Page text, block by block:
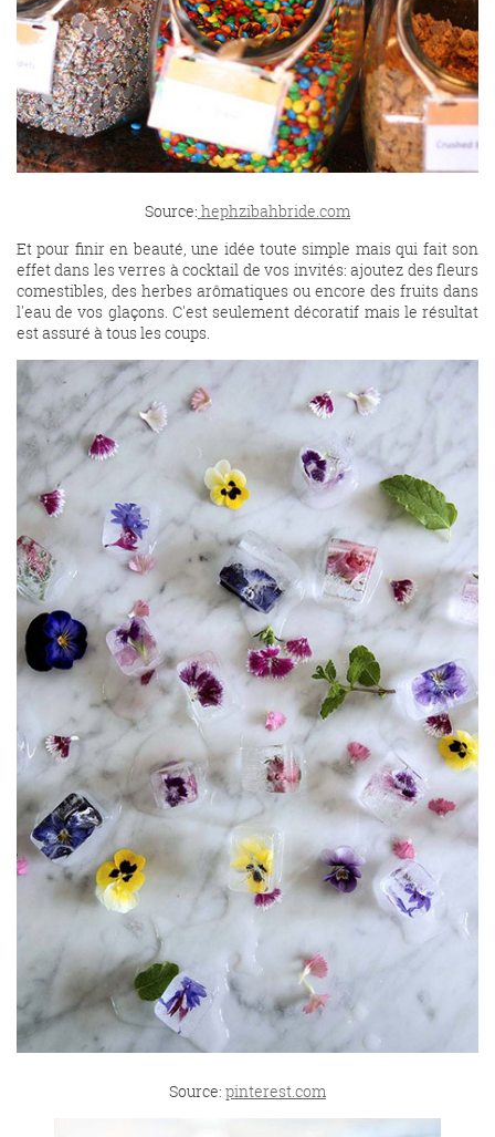
Source: hephzibahbride.com
Et pour finir en beauté, une idée toute simple mais qui fait son
effet dans les verres à cocktail de vos invités: ajoutez des fleurs
comestibles, des herbes arômatiques ou encore des fruits dans
l'eau de vos glaçons. C'est seulement décoratif mais le résultat
est assuré à tous les coups.
Source: pinterest.com